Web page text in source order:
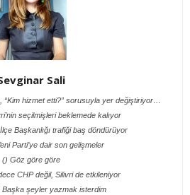
Sali
“Kim hizmet etti?” sorusuyla yer değiştiriyor…
seçilmişleri beklemede kalıyor
Başkanlığı trafiği baş döndürüyor
Parti’ye dair son gelişmeler
() Göz göre göre
CHP değil, Silivri de etkileniyor
Başka şeyler yazmak isterdim